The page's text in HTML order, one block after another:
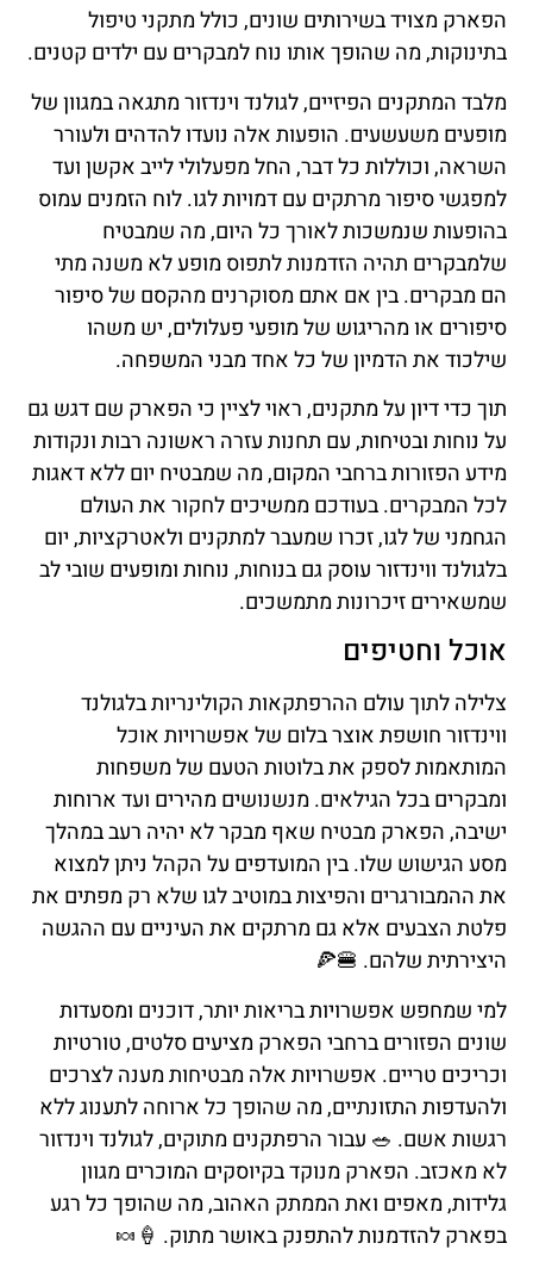
הפארק מצויד בשירותים שונים, כולל מתקני טיפול
בתינוקות, מה שהופך אותו נוח למבקרים עם ילדים קטנים.
מלבד המתקנים הפיזיים, לגולנד וינדזור מתגאה במגוון של
מופעים משעשעים. הופעות אלה נועדו להדהים ולעורר
השראה, וכוללות כל דבר, החל מפעלולי לייב אקשן ועד
למפגשי סיפור מרתקים עם דמויות לגו. לוח הזמנים עמוס
בהופעות שנמשכות לאורך כל היום, מה שמבטיח
שלמבקרים תהיה הזדמנות לתפוס מופע לא משנה מתי
הם מבקרים. בין אם אתם מסוקרנים מהקסם של סיפור
סיפורים או מהריגוש של מופעי פעלולים, יש משהו
שילכוד את הדמיון של כל אחד מבני המשפחה.
תוך כדי דיון על מתקנים, ראוי לציין כי הפארק שם דגש גם
על נוחות ובטיחות, עם תחנות עזרה ראשונה רבות ונקודות
מידע הפזורות ברחבי המקום, מה שמבטיח יום ללא דאגות
לכל המבקרים. בעודכם ממשיכים לחקור את העולם
הגחמני של לגו, זכרו שמעבר למתקנים ולאטרקציות, יום
בלגולנד ווינדזור עוסק גם בנוחות, נוחות ומופעים שובי לב
שמשאירים זיכרונות מתמשכים.
אוכל וחטיפים
צלילה לתוך עולם ההרפתקאות הקולינריות בלגולנד
ווינדזור חושפת אוצר בלום של אפשרויות אוכל
המותאמות לספק את בלוטות הטעם של משפחות
ומבקרים בכל הגילאים. מנשנושים מהירים ועד ארוחות
ישיבה, הפארק מבטיח שאף מבקר לא יהיה רעב במהלך
מסע הגישוש שלו. בין המועדפים על הקהל ניתן למצוא
את ההמבורגרים והפיצות במוטיב לגו שלא רק מפתים את
פלטת הצבעים אלא גם מרתקים את העיניים עם ההגשה
היצירתית שלהם. 🍔🍕
למי שמחפש אפשרויות בריאות יותר, דוכנים ומסעדות
שונים הפזורים ברחבי הפארק מציעים סלטים, טורטיות
וכריכים טריים. אפשרויות אלה מבטיחות מענה לצרכים
ולהעדפות התזונתיים, מה שהופך כל ארוחה לתענוג ללא
רגשות אשם. 🥗 עבור הרפתקנים מתוקים, לגולנד וינדזור
לא מאכזב. הפארק מנוקד בקיוסקים המוכרים מגוון
גלידות, מאפים ואת הממתק האהוב, מה שהופך כל רגע
בפארק להזדמנות להתפנק באושר מתוק. 🍦🍬